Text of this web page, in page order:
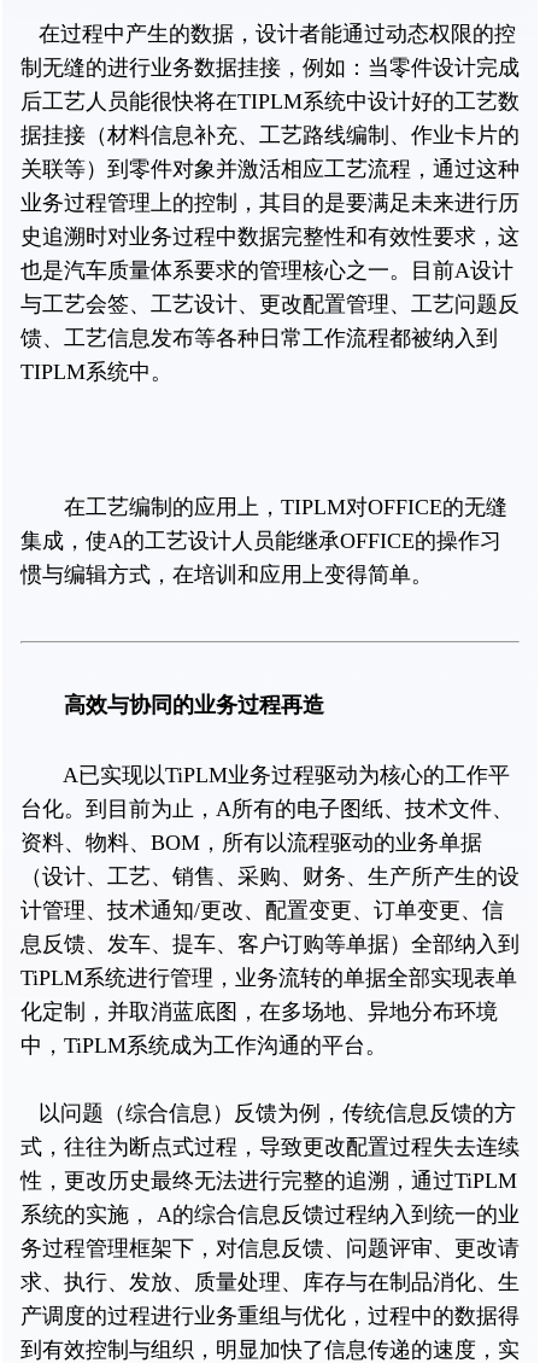
在过程中产生的数据，设计者能通过动态权限的控
制无缝的进行业务数据挂接，例如：当零件设计完成
后工艺人员能很快将在TIPLM系统中设计好的工艺数
据挂接（材料信息补充、工艺路线编制、作业卡片的
关联等）到零件对象并激活相应工艺流程，通过这种
业务过程管理上的控制，其目的是要满足未来进行历
史追溯时对业务过程中数据完整性和有效性要求，这
也是汽车质量体系要求的管理核心之一。目前A设计
与工艺会签、工艺设计、更改配置管理、工艺问题反
馈、工艺信息发布等各种日常工作流程都被纳入到
TIPLM系统中。
在工艺编制的应用上，TIPLM对OFFICE的无缝
集成，使A的工艺设计人员能继承OFFICE的操作习
惯与编辑方式，在培训和应用上变得简单。
高效与协同的业务过程再造
A已实现以TiPLM业务过程驱动为核心的工作平
台化。到目前为止，A所有的电子图纸、技术文件、
资料、物料、BOM，所有以流程驱动的业务单据
（设计、工艺、销售、采购、财务、生产所产生的设
计管理、技术通知/更改、配置变更、订单变更、信
息反馈、发车、提车、客户订购等单据）全部纳入到
TiPLM系统进行管理，业务流转的单据全部实现表单
化定制，并取消蓝底图，在多场地、异地分布环境
中，TiPLM系统成为工作沟通的平台。
以问题（综合信息）反馈为例，传统信息反馈的方
式，往往为断点式过程，导致更改配置过程失去连续
性，更改历史最终无法进行完整的追溯，通过TiPLM
系统的实施， A的综合信息反馈过程纳入到统一的业
务过程管理框架下，对信息反馈、问题评审、更改请
求、执行、发放、质量处理、库存与在制品消化、生
产调度的过程进行业务重组与优化，过程中的数据得
到有效控制与组织，明显加快了信息传递的速度，实